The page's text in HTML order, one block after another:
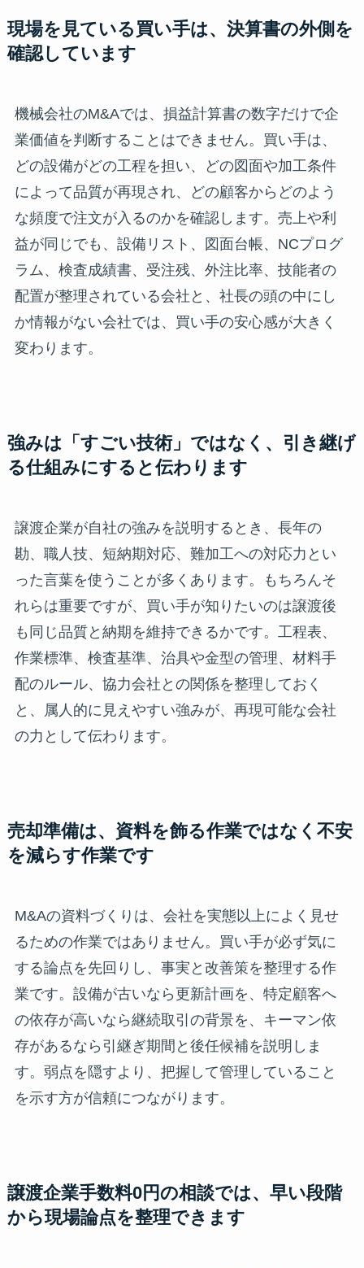
現場を見ている買い手は、決算書の外側を
確認しています
機械会社のM&Aでは、損益計算書の数字だけで企
業価値を判断することはできません。買い手は、
どの設備がどの工程を担い、どの図面や加工条件
によって品質が再現され、どの顧客からどのよう
な頻度で注文が入るのかを確認します。売上や利
益が同じでも、設備リスト、図面台帳、NCプログ
ラム、検査成績書、受注残、外注比率、技能者の
配置が整理されている会社と、社長の頭の中にし
か情報がない会社では、買い手の安心感が大きく
変わります。
強みは「すごい技術」ではなく、引き継げ
る仕組みにすると伝わります
譲渡企業が自社の強みを説明するとき、長年の
勘、職人技、短納期対応、難加工への対応力とい
った言葉を使うことが多くあります。もちろんそ
れらは重要ですが、買い手が知りたいのは譲渡後
も同じ品質と納期を維持できるかです。工程表、
作業標準、検査基準、治具や金型の管理、材料手
配のルール、協力会社との関係を整理しておく
と、属人的に見えやすい強みが、再現可能な会社
の力として伝わります。
売却準備は、資料を飾る作業ではなく不安
を減らす作業です
M&Aの資料づくりは、会社を実態以上によく見せ
るための作業ではありません。買い手が必ず気に
する論点を先回りし、事実と改善策を整理する作
業です。設備が古いなら更新計画を、特定顧客へ
の依存が高いなら継続取引の背景を、キーマン依
存があるなら引継ぎ期間と後任候補を説明しま
す。弱点を隠すより、把握して管理していること
を示す方が信頼につながります。
譲渡企業手数料0円の相談では、早い段階
から現場論点を整理できます